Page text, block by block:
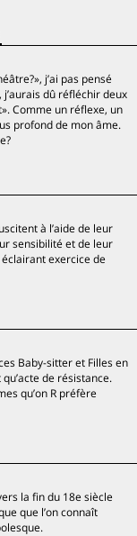
j’ai pas pensé
dû réfléchir deux
Comme un réflexe, un
profond de mon âme.
à l’aide de leur
sensibilité et de leur
exercice de
Baby-sitter et Filles en
de résistance.
qu’on R préfère
la fin du 18e siècle
que l’on connaît